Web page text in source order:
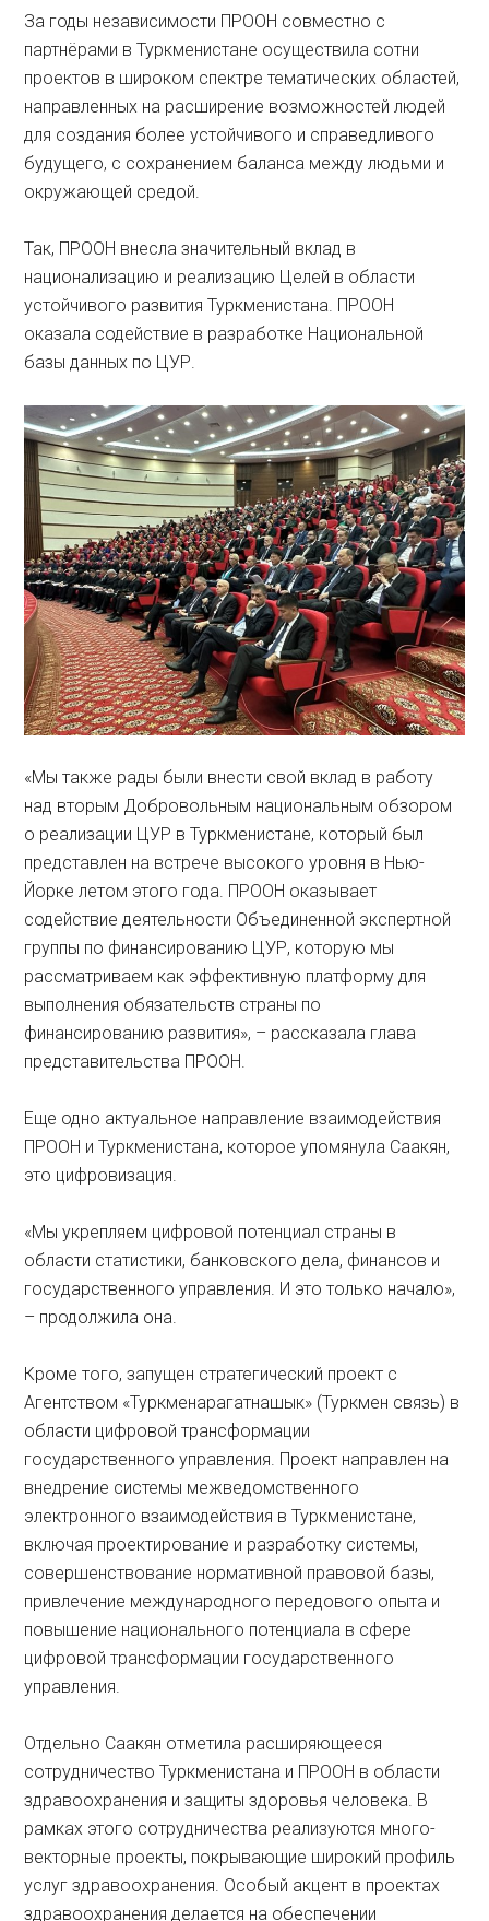
За годы независимости ПРООН совместно с
партнёрами в Туркменистане осуществила сотни
проектов в широком спектре тематических областей,
направленных на расширение возможностей людей
для создания более устойчивого и справедливого
будущего, с сохранением баланса между людьми и
окружающей средой.
Так, ПРООН внесла значительный вклад в
национализацию и реализацию Целей в области
устойчивого развития Туркменистана. ПРООН
оказала содействие в разработке Национальной
базы данных по ЦУР.
«Мы также рады были внести свой вклад в работу
над вторым Добровольным национальным обзором
о реализации ЦУР в Туркменистане, который был
представлен на встрече высокого уровня в Нью-
Йорке летом этого года. ПРООН оказывает
содействие деятельности Объединенной экспертной
группы по финансированию ЦУР, которую мы
рассматриваем как эффективную платформу для
выполнения обязательств страны по
финансированию развития», – рассказала глава
представительства ПРООН.
Еще одно актуальное направление взаимодействия
ПРООН и Туркменистана, которое упомянула Саакян,
это цифровизация.
«Мы укрепляем цифровой потенциал страны в
области статистики, банковского дела, финансов и
государственного управления. И это только начало»,
– продолжила она.
Кроме того, запущен стратегический проект с
Агентством «Туркменарагатнашык» (Туркмен связь) в
области цифровой трансформации
государственного управления. Проект направлен на
внедрение системы межведомственного
электронного взаимодействия в Туркменистане,
включая проектирование и разработку системы,
совершенствование нормативной правовой базы,
привлечение международного передового опыта и
повышение национального потенциала в сфере
цифровой трансформации государственного
управления.
Отдельно Саакян отметила расширяющееся
сотрудничество Туркменистана и ПРООН в области
здравоохранения и защиты здоровья человека. В
рамках этого сотрудничества реализуются много-
векторные проекты, покрывающие широкий профиль
услуг здравоохранения. Особый акцент в проектах
здравоохранения делается на обеспечении